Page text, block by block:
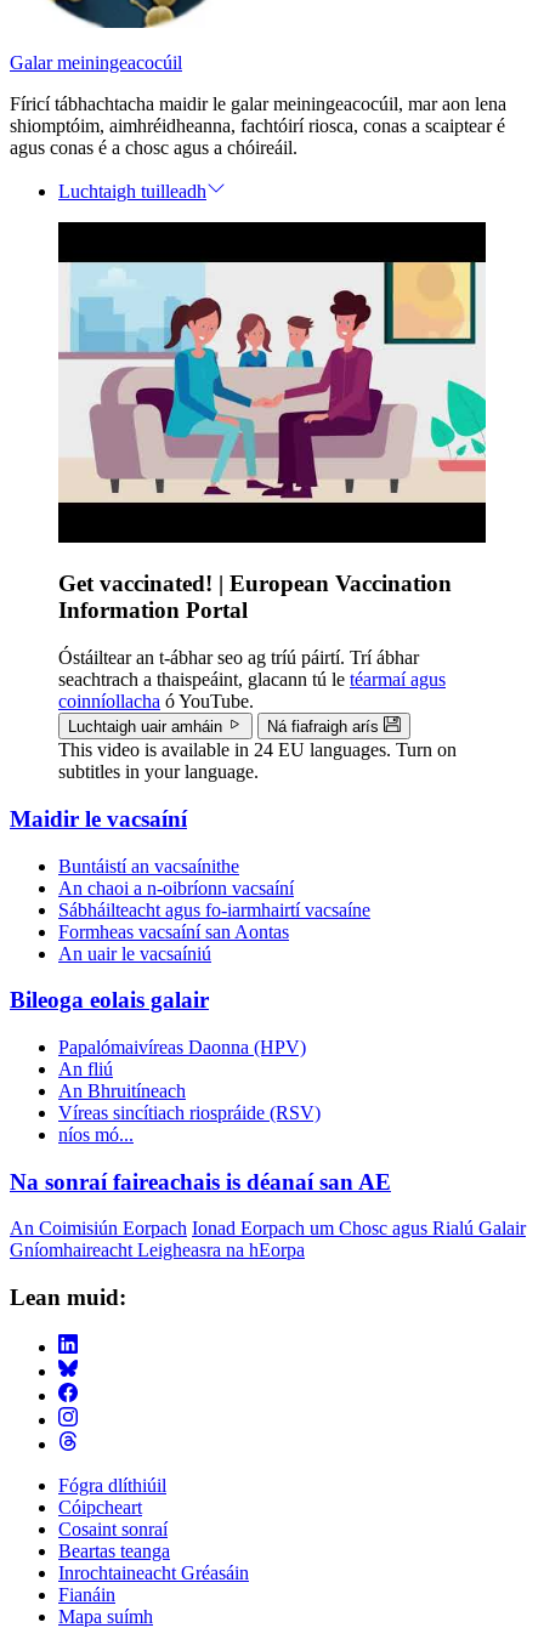
Galar meiningeacocúil
Fíricí tábhachtacha maidir le galar meiningeacocúil, mar aon lena
shiomptóim, aimhréidheanna, fachtóirí riosca, conas a scaiptear é
agus conas é a chosc agus a chóireáil.
Luchtaigh tuilleadh
Get vaccinated! | European Vaccination
Information Portal
Óstáiltear an t-ábhar seo ag tríú páirtí. Trí ábhar
seachtrach a thaispeáint, glacann tú le téarmaí agus
coinníollacha ó YouTube.
Luchtaigh uair amháin Ná fiafraigh arís
This video is available in 24 EU languages. Turn on
subtitles in your language.
menu
Maidir le vacsaíní
Buntáistí an vacsaínithe
An chaoi a n‑oibríonn vacsaíní
Sábháilteacht agus fo-iarmhairtí vacsaíne
Formheas vacsaíní san Aontas
An uair le vacsaíniú
Bileoga eolais galair
Papalómaivíreas Daonna (HPV)
An fliú
An Bhruitíneach
Víreas sincítiach riospráide (RSV)
níos mó...
Na sonraí faireachais is déanaí san AE
An Coimisiún Eorpach Ionad Eorpach um Chosc agus Rialú Galair
Gníomhaireacht Leigheasra na hEorpa
Lean muid:
Footer
Menu
Fógra dlíthiúil
Cóipcheart
Cosaint sonraí
Beartas teanga
Inrochtaineacht Gréasáin
Fianáin
Mapa suímh